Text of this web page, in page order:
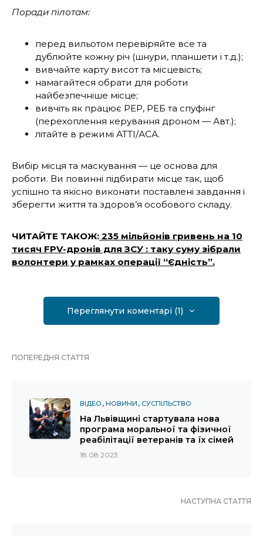
Поради пілотам:
перед вильотом перевіряйте все та
дублюйте кожну річ (шнури, планшети і т.д.);
вивчайте карту висот та місцевість;
намагайтеся обрати для роботи
найбезпечніше місце;
вивчіть як працює РЕР, РЕБ та спуфінг
(перехоплення керування дроном — Авт.);
літайте в режимі АТТІ/АСА.
Вибір місця та маскування — це основа для
роботи. Ви повинні підбирати місце так, щоб
успішно та якісно виконати поставлені завдання і
зберегти життя та здоров’я особо­вого складу.
ЧИТАЙТЕ ТАКОЖ: 235 мільйонів гривень на 10
тисяч FPV-дронів для ЗСУ : таку суму зібрали
волонтери у рамках операції “Єдність”.
Переглянути коментарі (1)
ПОПЕРЕДНЯ СТАТТЯ
ВІДЕО НОВИНИ СУСПІЛЬСТВО
На Львівщині стартувала нова
програма моральної та фізичної
реабілітації ветеранів та їх сімей
18.08.2023
НАСТУПНА СТАТТЯ